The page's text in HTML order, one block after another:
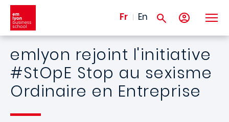
Aller au contenu principal
Fr En
emlyon rejoint l'initiative
#StOpE Stop au sexisme
Ordinaire en Entreprise